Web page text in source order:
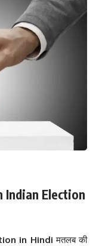
Indian Election
in Hindiमतलब की